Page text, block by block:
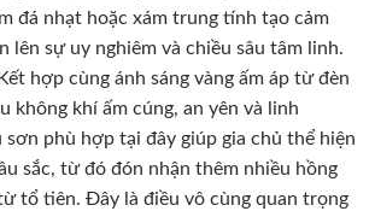
đá nhạt hoặc xám trung tính tạo cảm
lên sự uy nghiêm và chiều sâu tâm linh.
hợp cùng ánh sáng vàng ấm áp từ đèn
không khí ấm cúng, an yên và linh
sơn phù hợp tại đây giúp gia chủ thể hiện
sắc, từ đó đón nhận thêm nhiều hồng
tổ tiên. Đây là điều vô cùng quan trọng